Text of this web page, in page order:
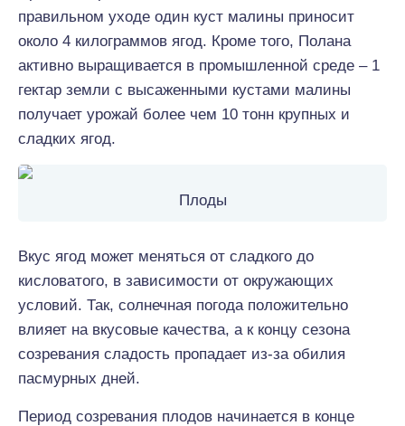
правильном уходе один куст малины приносит
около 4 килограммов ягод. Кроме того, Полана
активно выращивается в промышленной среде – 1
гектар земли с высаженными кустами малины
получает урожай более чем 10 тонн крупных и
сладких ягод.
Плоды
Вкус ягод может меняться от сладкого до
кисловатого, в зависимости от окружающих
условий. Так, солнечная погода положительно
влияет на вкусовые качества, а к концу сезона
созревания сладость пропадает из-за обилия
пасмурных дней.
Период созревания плодов начинается в конце